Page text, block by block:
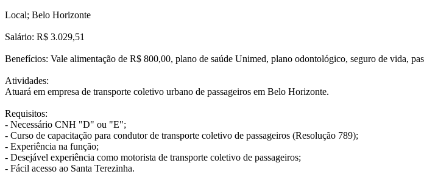
Local; Belo Horizonte
Salário: R$ 3.029,51
Benefícios: Vale alimentação de R$ 800,00, plano de saúde Unimed, plano odontológico, seguro de vida,
Atividades:
Atuará em empresa de transporte coletivo urbano de passageiros em Belo Horizonte.
Requisitos:
- Necessário CNH "D" ou "E";
- Curso de capacitação para condutor de transporte coletivo de passageiros (Resolução 789);
- Experiência na função;
- Desejável experiência como motorista de transporte coletivo de passageiros;
- Fácil acesso ao Santa Terezinha.